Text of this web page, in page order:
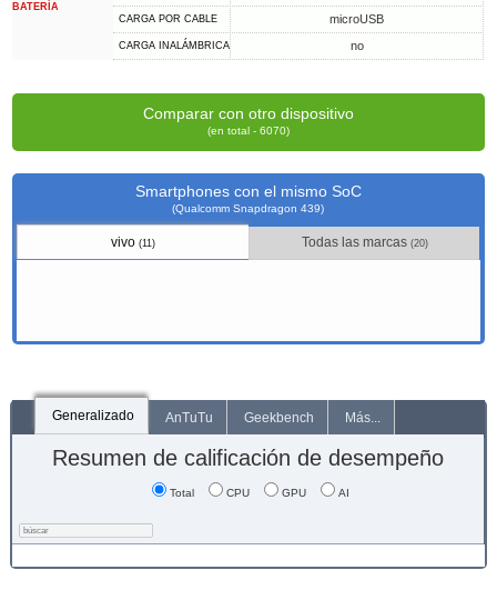
BATERÍA
CARGA POR CABLE microUSB
CARGA INALÁMBRICA no
Comparar con otro dispositivo
(en total - 6070)
Smartphones con el mismo SoC
(Qualcomm Snapdragon 439)
vivo(11) Todas las marcas (20)
Generalizado AnTuTu Geekbench Más...
Resumen de calificación de desempeño
Total CPU GPU AI